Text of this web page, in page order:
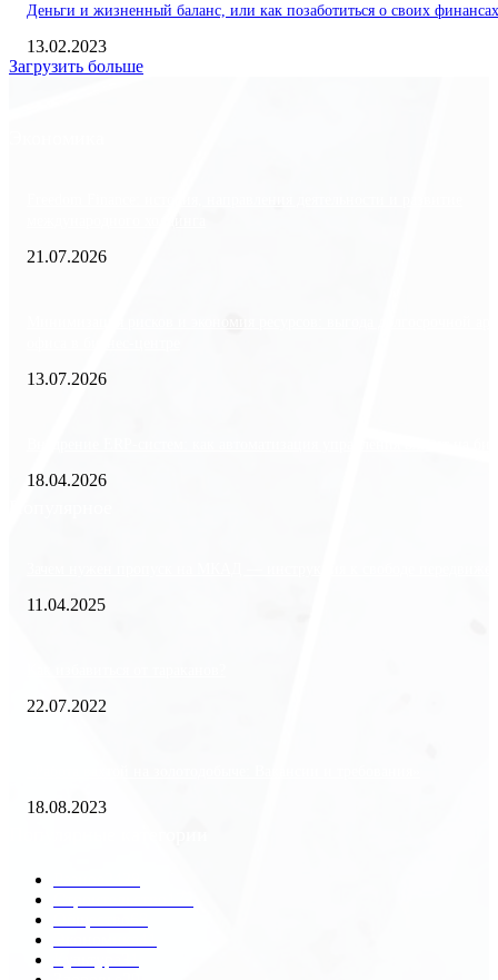
Деньги и жизненный баланс, или как позаботиться о своих финансах
13.02.2023
Загрузить больше
21.07.2026
13.07.2026
18.04.2026
11.04.2025
22.07.2022
18.08.2023